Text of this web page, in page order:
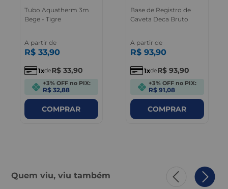
Tubo Aquatherm 3m
Bege - Tigre
A partir de
R$ 33,90
1 deR$ 33,90
+3% OFF no PIX:
R$ 32,88
COMPRAR
Base de Registro de
Gaveta Deca Bruto
A partir de
R$ 93,90
1 deR$ 93,90
+3% OFF no PIX:
R$ 91,08
COMPRAR
Quem viu, viu também